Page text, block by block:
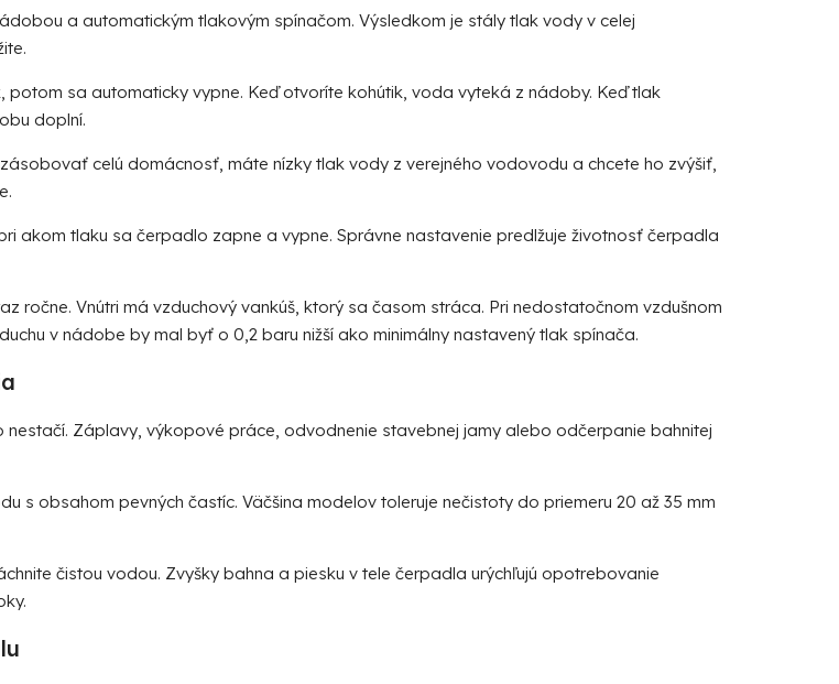
a automatickým tlakovým spínačom. Výsledkom je stály tlak vody v celej
sa automaticky vypne. Keď otvoríte kohútik, voda vyteká z nádoby. Keď tlak
doplní.
celú domácnosť, máte nízky tlak vody z verejného vodovodu a chcete ho zvýšiť,
akom tlaku sa čerpadlo zapne a vypne. Správne nastavenie predlžuje životnosť čerpadla
ročne. Vnútri má vzduchový vankúš, ktorý sa časom stráca. Pri nedostatočnom vzdušnom
v nádobe by mal byť o 0,2 baru nižší ako minimálny nastavený tlak spínača.
nestačí. Záplavy, výkopové práce, odvodnenie stavebnej jamy alebo odčerpanie bahnitej
s obsahom pevných častíc. Väčšina modelov toleruje nečistoty do priemeru 20 až 35 mm
čistou vodou. Zvyšky bahna a piesku v tele čerpadla urýchľujú opotrebovanie